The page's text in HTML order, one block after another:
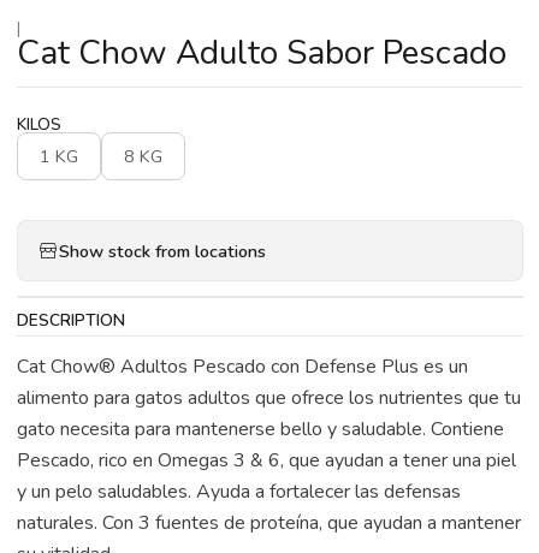
|
Cat Chow Adulto Sabor Pescado
KILOS
1 KG 8 KG
Show stock from locations
DESCRIPTION
Cat Chow® Adultos Pescado con Defense Plus es un
alimento para gatos adultos que ofrece los nutrientes que tu
gato necesita para mantenerse bello y saludable. Contiene
Pescado, rico en Omegas 3 & 6, que ayudan a tener una piel
y un pelo saludables. Ayuda a fortalecer las defensas
naturales. Con 3 fuentes de proteína, que ayudan a mantener